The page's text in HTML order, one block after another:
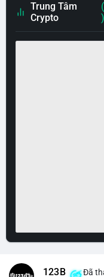
Trung Tâm
Crypto
)
123B Đã